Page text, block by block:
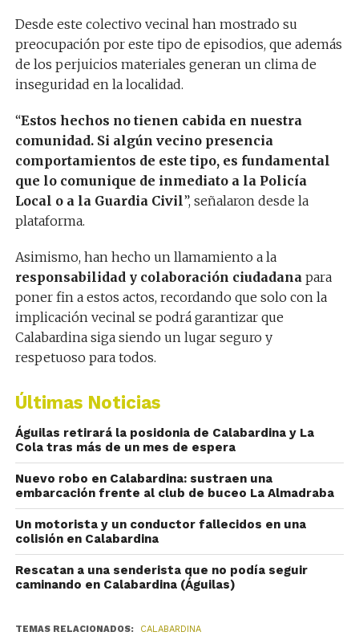
Desde este colectivo vecinal han mostrado su
preocupación por este tipo de episodios, que además
de los perjuicios materiales generan un clima de
inseguridad en la localidad.
“Estos hechos no tienen cabida en nuestra
comunidad. Si algún vecino presencia
comportamientos de este tipo, es fundamental
que lo comunique de inmediato a la Policía
Local o a la Guardia Civil”, señalaron desde la
plataforma.
Asimismo, han hecho un llamamiento a la
responsabilidad y colaboración ciudadanapara
poner fin a estos actos, recordando que solo con la
implicación vecinal se podrá garantizar que
Calabardina siga siendo un lugar seguro y
respetuoso para todos.
Últimas Noticias
Águilas retirará la posidonia de Calabardina y La
Cola tras más de un mes de espera
Nuevo robo en Calabardina: sustraen una
embarcación frente al club de buceo La Almadraba
Un motorista y un conductor fallecidos en una
colisión en Calabardina
Rescatan a una senderista que no podía seguir
caminando en Calabardina (Águilas)
TEMAS RELACIONADOS: CALABARDINA